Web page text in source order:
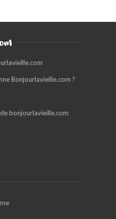
Bonjourlavieille.com ?
bonjourlavieille.com